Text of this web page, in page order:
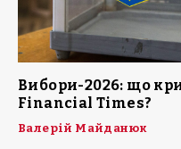
Вибори-2026: що
Financial Times?
Валерій Майданюк